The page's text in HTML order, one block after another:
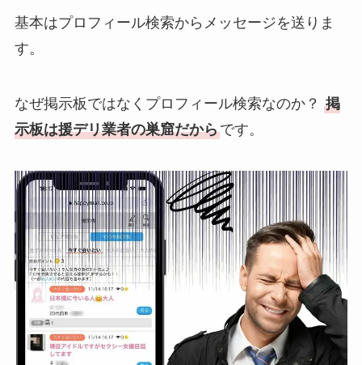
基本はプロフィール検索からメッセージを送りま
す。
なぜ掲示板ではなくプロフィール検索なのか？ 掲
示板は援デリ業者の巣窟だからです。